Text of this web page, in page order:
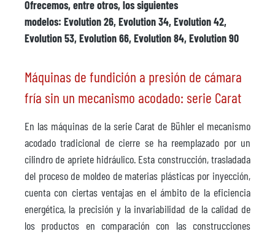
Ofrecemos, entre otros, los siguientes
modelos: Evolution 26, Evolution 34, Evolution 42,
Evolution 53, Evolution 66, Evolution 84, Evolution 90
Máquinas de fundición a presión de cámara
fría sin un mecanismo acodado: serie Carat
En las máquinas de la serie Carat de Bühler el mecanismo
acodado tradicional de cierre se ha reemplazado por un
cilindro de apriete hidráulico. Esta construcción, trasladada
del proceso de moldeo de materias plásticas por inyección,
cuenta con ciertas ventajas en el ámbito de la eficiencia
energética, la precisión y la invariabilidad de la calidad de
los productos en comparación con las construcciones